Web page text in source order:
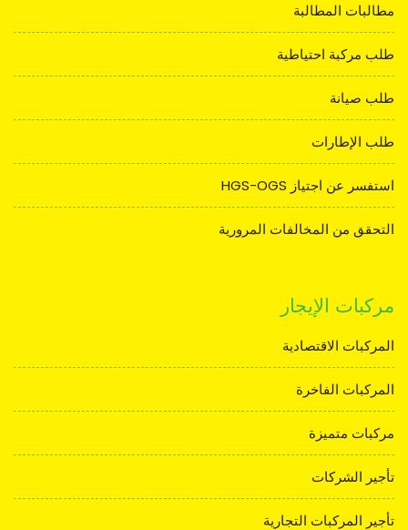
مطالبات المطالبة
طلب مركبة احتياطية
طلب صيانة
طلب الإطارات
استفسر عن اجتياز HGS-OGS
التحقق من المخالفات المرورية
مركبات الإيجار
المركبات الاقتصادية
المركبات الفاخرة
مركبات متميزة
تأجير الشركات
تأجير المركبات التجارية